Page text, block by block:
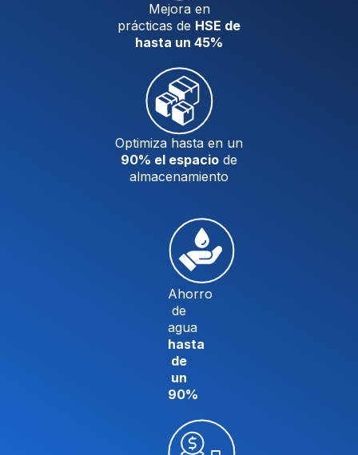
Mejora en
prácticas de HSE de
hasta un 45%
Optimiza hasta en un
90% el espacio de
almacenamiento
Ahorro
de
agua
hasta
de
un
90%